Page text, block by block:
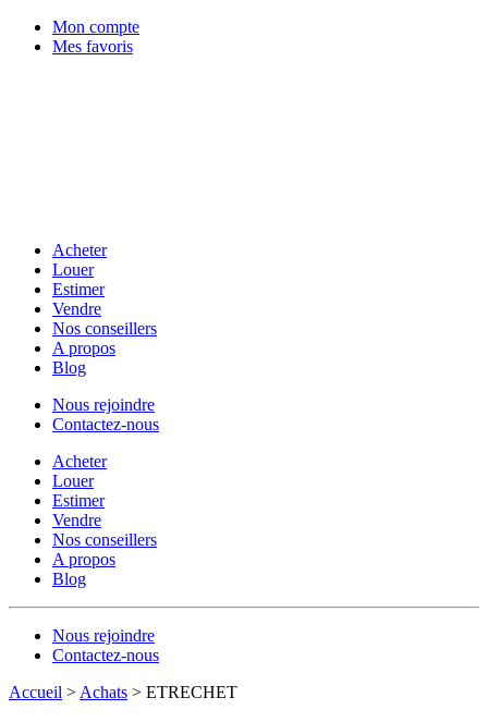
Mon compte
Mes favoris
Acheter
Louer
Estimer
Vendre
Nos conseillers
A propos
Blog
Nous rejoindre
Contactez-nous
Acheter
Louer
Estimer
Vendre
Nos conseillers
A propos
Blog
Nous rejoindre
Contactez-nous
Accueil > Achats > ETRECHET